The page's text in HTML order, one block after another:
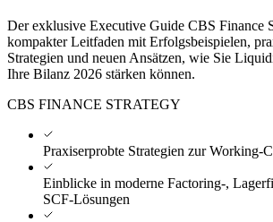
Der exklusive Executive Guide CBS Finance
kompakter Leitfaden mit Erfolgsbeispielen,
Strategien und neuen Ansätzen, wie Sie
Ihre Bilanz 2026 stärken können.
CBS FINANCE STRATEGY
Praxiserprobte Strategien zur Working-
Einblicke in moderne Factoring-,
SCF-Lösungen